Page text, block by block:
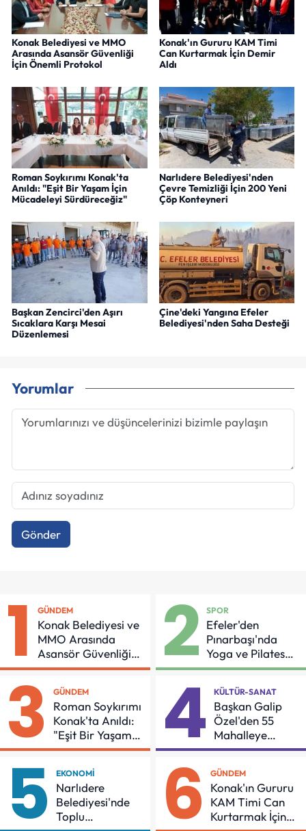
Konak Belediyesi ve MMO
Arasında Asansör Güvenliği
İçin Önemli Protokol
Konak'ın Gururu KAM Timi
Can Kurtarmak İçin Demir
Aldı
Roman Soykırımı Konak'ta
Anıldı: "Eşit Bir Yaşam İçin
Mücadeleyi Sürdüreceğiz"
Narlıdere Belediyesi'nden
Çevre Temizliği İçin 200 Yeni
Çöp Konteyneri
Başkan Zencirci'den Aşırı
Sıcaklara Karşı Mesai
Düzenlemesi
Çine'deki Yangına Efeler
Belediyesi'nden Saha Desteği
Yorumlar
Gönder
1 GÜNDEM
Konak Belediyesi ve
MMO Arasında
Asansör Güvenliği
İçin Önemli Protokol
2 SPOR
Efeler'den
Pınarbaşı'nda
Yoga ve Pilates
Buluşması
3 GÜNDEM
Roman Soykırımı
Konak'ta Anıldı:
"Eşit Bir Yaşam
İçin Mücadeleyi
4 KÜLTÜR-SANAT
Başkan Galip
Özel'den 55
Mahalleye
Çocuk Şenliği
5 EKONOMI
Narlıdere
Belediyesi'nde
Toplu
6 GÜNDEM
Konak'ın Gururu
KAM Timi Can
Kurtarmak İçin